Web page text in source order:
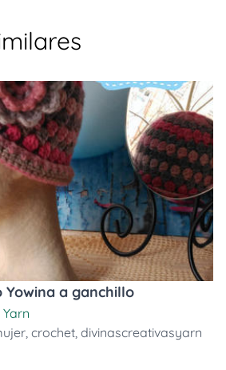
a ganchillo
, crochet, divinascreativasyarn